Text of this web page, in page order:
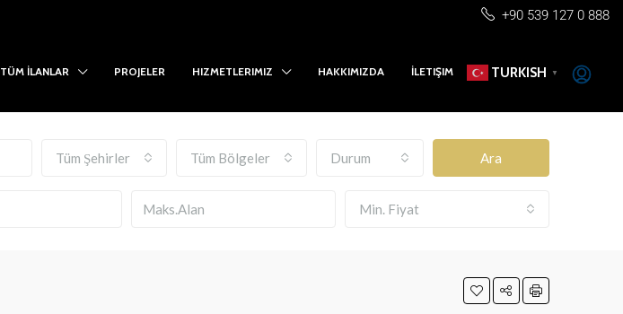
+90 539 127 0 888
TÜM İLANLAR PROJELER HIZMETLERIMIZ HAKKIMIZDA İLETIŞIM TURKISH ▼
Tüm Şehirler Tüm Bölgeler Durum Ara
Min. Fiyat